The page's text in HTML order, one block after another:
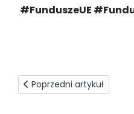
#FunduszeUE
Poprzedni artykuł: Język
Poprzedni artykuł